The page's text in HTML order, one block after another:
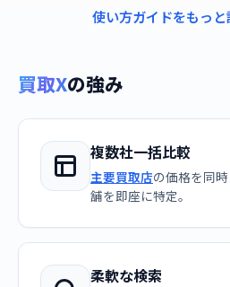
使い方ガイドをもっ
買取Xの強み
複数社一括比較
主要買取店の価格を同
舗を即座に特定。
柔軟な検索